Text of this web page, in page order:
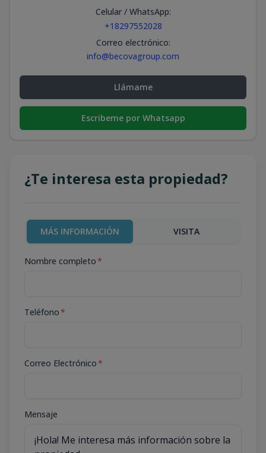
Celular / WhatsApp:
+18297552028
Correo electrónico:
info@becovagroup.com
Llámame
Escribeme por Whatsapp
¿Te interesa esta propiedad?
MÁS INFORMACIÓN VISITA
Nombre completo*
Teléfono*
Correo Electrónico*
Mensaje